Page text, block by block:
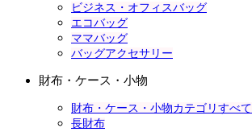
ビジネス・オフィスバッグ
エコバッグ
ママバッグ
バッグアクセサリー
財布・ケース・小物
財布・ケース・小物カテゴリすべて
長財布